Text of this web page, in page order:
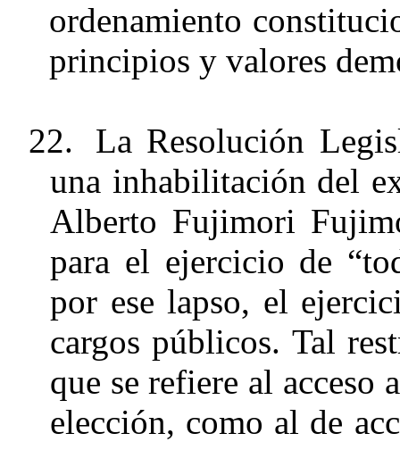
ordenamiento
principios y valores
22.
La Resolución
una inhabilitación del
Alberto Fujimori
para el ejercicio de
por ese lapso, el
cargos públicos. Tal
que se refiere al acceso
elección, como al de